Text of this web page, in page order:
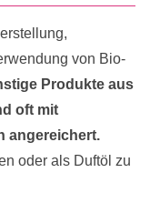
von Bio-
Produkte aus
oft mit
angereichert.
oder als Duftöl zu